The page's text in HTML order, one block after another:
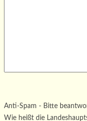
Bitte lasse dieses Feld leer.
Anti-Spam - Bitte
Wie heißt die